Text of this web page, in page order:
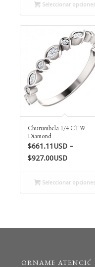
Seleccionar opciones
Churumbela 1/4 CTW
Diamond
$661.11USD –
$927.00USDPrice
through
Seleccionar opciones
ORNAMENTO